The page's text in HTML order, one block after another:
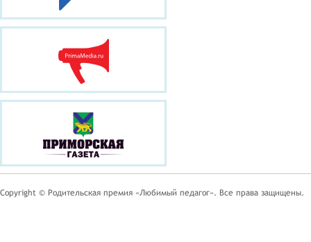
Copyright © Родительская премия «Любимый педагог». Все права защищены.